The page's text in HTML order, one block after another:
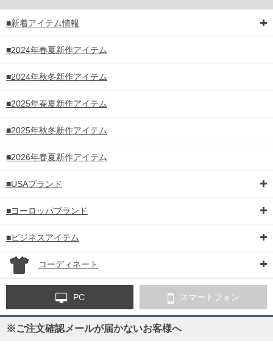
■新着アイテム情報
■2024年春夏新作アイテム
■2024年秋冬新作アイテム
■2025年春夏新作アイテム
■2025年秋冬新作アイテム
■2026年春夏新作アイテム
■USAブランド
■ヨーロッパブランド
■ビジネスアイテム
コーディネート
PC スマートフォン
※ご注文確認メールが届かないお客様へ